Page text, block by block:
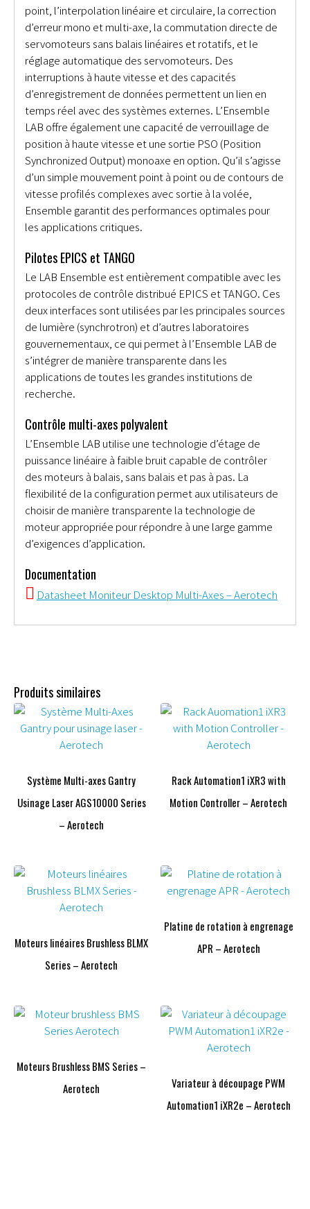
point, l’interpolation linéaire et circulaire, la correction
d’erreur mono et multi-axe, la commutation directe de
servomoteurs sans balais linéaires et rotatifs, et le
réglage automatique des servomoteurs. Des
interruptions à haute vitesse et des capacités
d’enregistrement de données permettent un lien en
temps réel avec des systèmes externes. L’Ensemble
LAB offre également une capacité de verrouillage de
position à haute vitesse et une sortie PSO (Position
Synchronized Output) monoaxe en option. Qu’il s’agisse
d’un simple mouvement point à point ou de contours de
vitesse profilés complexes avec sortie à la volée,
Ensemble garantit des performances optimales pour
les applications critiques.
Pilotes EPICS et TANGO
Le LAB Ensemble est entièrement compatible avec les
protocoles de contrôle distribué EPICS et TANGO. Ces
deux interfaces sont utilisées par les principales sources
de lumière (synchrotron) et d’autres laboratoires
gouvernementaux, ce qui permet à l’Ensemble LAB de
s’intégrer de manière transparente dans les
applications de toutes les grandes institutions de
recherche.
Contrôle multi-axes polyvalent
L’Ensemble LAB utilise une technologie d’étage de
puissance linéaire à faible bruit capable de contrôler
des moteurs à balais, sans balais et pas à pas. La
flexibilité de la configuration permet aux utilisateurs de
choisir de manière transparente la technologie de
moteur appropriée pour répondre à une large gamme
d’exigences d’application.
Documentation
Datasheet Moniteur Desktop Multi-Axes – Aerotech
Produits similaires
Système Multi-axes Gantry
Usinage Laser AGS10000 Series
– Aerotech
Rack Automation1 iXR3 with
Motion Controller – Aerotech
Moteurs linéaires Brushless BLMX
Series – Aerotech
Platine de rotation à engrenage
APR – Aerotech
Moteurs Brushless BMS Series –
Aerotech
Variateur à découpage PWM
Automation1 iXR2e – Aerotech